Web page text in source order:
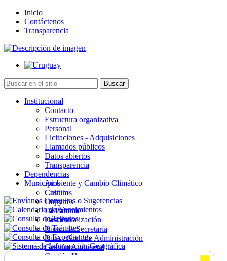
Inicio
Contáctenos
Transparencia
Institucional
Contacto
Estructura organizativa
Personal
Licitaciones - Adquisiciones
Llamados públicos
Datos abiertos
Transparencia
Dependencias
Ambiente y Cambio Climático
Cultura
Deportes
Desarrollo
Descentralización
Direc. de Secretaría
Direc. Gral. de Administración
Gestión Ambiental
Gestión Humana
Municipios
Castillos
Chuy
La Paloma
Lascano